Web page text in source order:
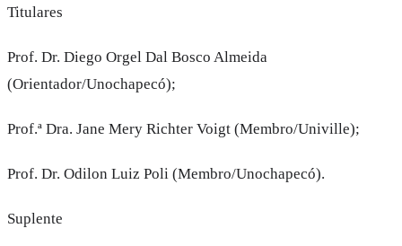
Titulares
Prof. Dr. Diego Orgel Dal Bosco Almeida
(Orientador/Unochapecó);
Prof.ª Dra. Jane Mery Richter Voigt (Membro/Univille);
Prof. Dr. Odilon Luiz Poli (Membro/Unochapecó).
Suplente